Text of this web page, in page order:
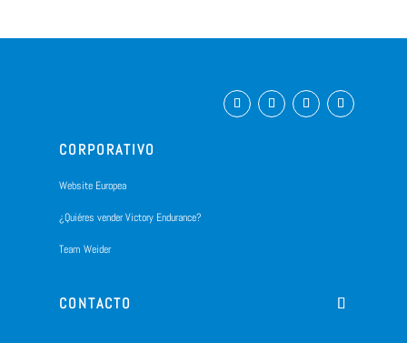
CORPORATIVO
Website Europea
¿Quiéres vender Victory Endurance?
Team Weider
CONTACTO